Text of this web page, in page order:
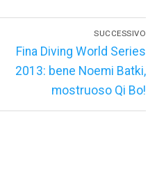
SUCCESSIVO
Articolo
successivo:
Fina Diving World Series
2013: bene Noemi Batki,
mostruoso Qi Bo!